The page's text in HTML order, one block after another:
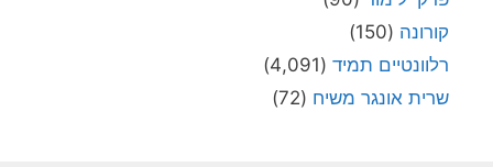
קורונה (150)
רלוונטיים תמיד (4,091)
שרית אונגר משיח (72)